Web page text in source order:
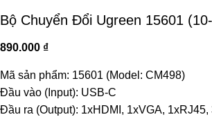
Bộ Chuyển Đổi Ugreen 15601
890.000 ₫
Mã sản phẩm: 15601 (Model: CM498)
Đầu vào (Input): USB-C
Đầu ra (Output): 1xHDMI, 1xVGA,